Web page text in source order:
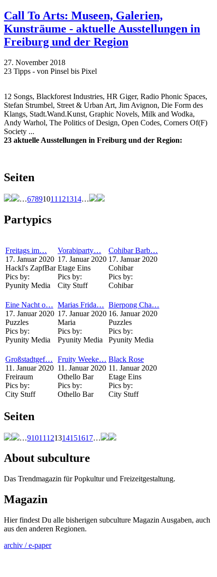
Call To Arts: Museen, Galerien,
Kunsträume - aktuelle Ausstellungen in
Freiburg und der Region
27. November 2018
23 Tipps - von Pinsel bis Pixel
12 Songs, Blackforest Industries, HR Giger, Radio Phonic Spaces,
Stefan Strumbel, Street & Urban Art, Jim Avignon, Die Form des
Klangs, Stadt.Wand.Kunst, Graphic Novels, Milk and Wodka,
Andy Warhol, The Politics of Design, Open Codes, Corners Of(F)
Society ...
23 aktuelle Ausstellungen in Freiburg und der Region:
Seiten
…67891011 121314…
Partypics
Freitags im…
17. Januar 2020
Hackl's ZapfBar
Pics by:
Pyunity Media
Vorabiparty…
17. Januar 2020
Etage Eins
Pics by:
City Stuff
Cohibar Barb…
17. Januar 2020
Cohibar
Pics by:
Cohibar
Eine Nacht o…
17. Januar 2020
Puzzles
Pics by:
Pyunity Media
Marias Frida…
17. Januar 2020
Maria
Pics by:
Pyunity Media
Bierpong Cha…
16. Januar 2020
Puzzles
Pics by:
Pyunity Media
Großstadtgef…
11. Januar 2020
Freiraum
Pics by:
City Stuff
Fruity Weeke…
11. Januar 2020
Othello Bar
Pics by:
Othello Bar
Black Rose
11. Januar 2020
Etage Eins
Pics by:
City Stuff
Seiten
…91011 121314151617…
About subculture
Das Trendmagazin für Popkultur und Freizeitgestaltung.
Magazin
Hier findest Du alle bisherigen subculture Magazin Ausgaben, auch
aus den anderen Regionen.
archiv / e-paper